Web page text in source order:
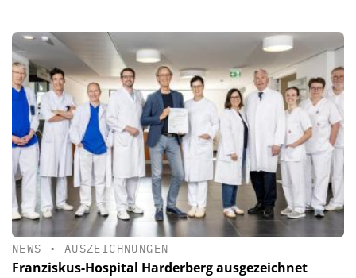
NEWS • AUSZEICHNUNGEN
Franziskus-Hospital Harderberg ausgezeichnet